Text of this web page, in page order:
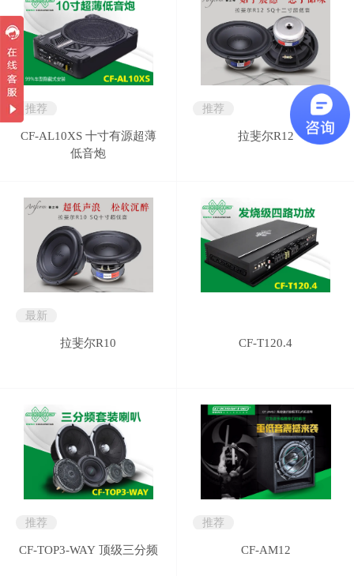
推荐
CF-AL10XS 十寸有源超薄
低音炮
推荐
拉斐尔R12
最新
拉斐尔R10 CF-T120.4
推荐
CF-TOP3-WAY 顶级三分频
推荐
CF-AM12